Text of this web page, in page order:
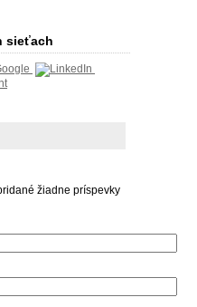
sieťach
žiadne príspevky